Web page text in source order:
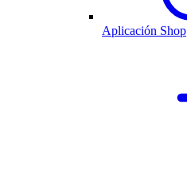
Aplicación Shop